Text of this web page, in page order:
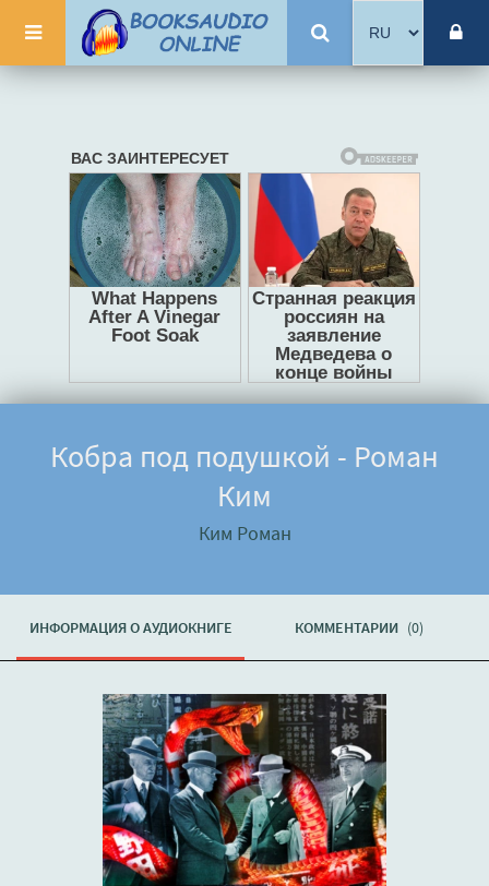
Кобра под подушкой - Роман
Ким
Ким Роман
ИНФОРМАЦИЯ О АУДИОКНИГЕ КОММЕНТАРИИ (0)